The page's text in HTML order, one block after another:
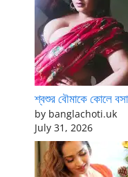
শ্বশুর বৌমাকে কোলে
by banglachoti.uk
July 31, 2026